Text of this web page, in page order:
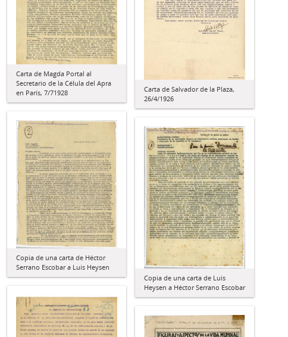
Carta de Magda Portal al
Secretario de la Célula del Apra
en París, 7/71928
Carta de Salvador de la Plaza,
26/4/1926
Copia de una carta de Héctor
Serrano Escobar a Luis Heysen
Copia de una carta de Luis
Heysen a Héctor Serrano Escobar